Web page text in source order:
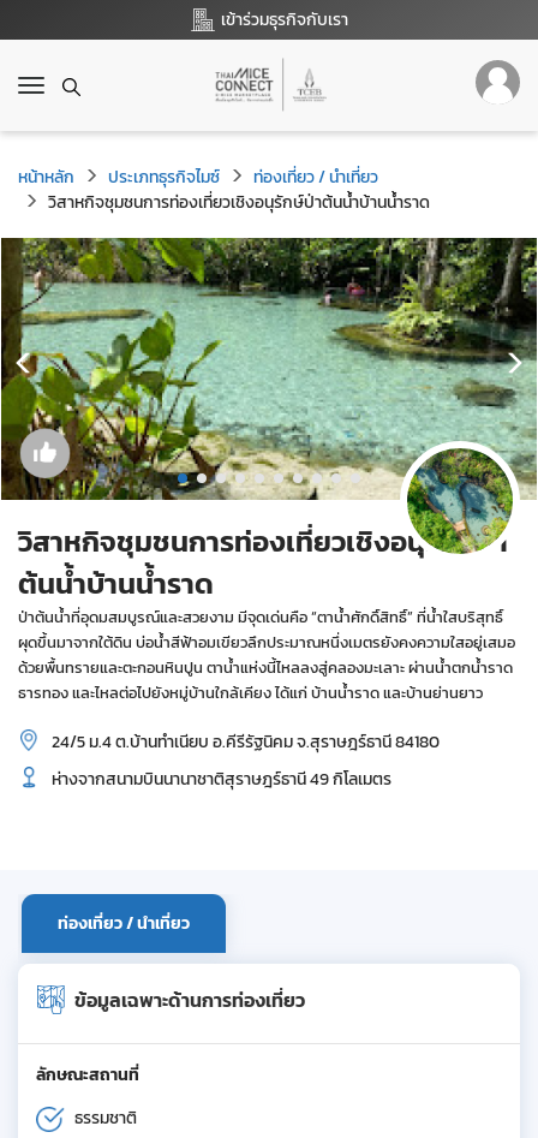
เข้าร่วมธุรกิจกับเรา
T
g
g
l
e
n
a
v
i
g
a
t
i
o
n
หน้าหลัก ประเภทธุรกิจไมซ์
ท่องเที่ยว / นำเที่ยว
วิสาหกิจชุมชนการท่องเที่ยวเชิงอนุรักษ์ป่าต้นน้ำบ้านน้ำราด
วิสาหกิจชุมชนการท่องเที่ยวเชิงอนุรักษ์ป่า
ต้นน้ำบ้านน้ำราด
ป่าต้นน้ำที่อุดมสมบูรณ์และสวยงาม มีจุดเด่นคือ “ตาน้ำศักดิ์สิทธิ์” ที่น้ำใสบริสุทธิ์
ผุดขึ้นมาจากใต้ดิน บ่อน้ำสีฟ้าอมเขียวลึกประมาณหนึ่งเมตรยังคงความใสอยู่เสมอ
ด้วยพื้นทรายและตะกอนหินปูน ตาน้ำแห่งนี้ไหลลงสู่คลองมะเลาะ ผ่านน้ำตกน้ำราด
ธารทอง และไหลต่อไปยังหมู่บ้านใกล้เคียง ได้แก่ บ้านน้ำราด และบ้านย่านยาว
24/5 ม.4 ต.บ้านทำเนียบ อ.คีรีรัฐนิคม จ.สุราษฎร์ธานี 84180
ห่างจากสนามบินนานาชาติสุราษฎร์ธานี 49 กิโลเมตร
ท่องเที่ยว / นำเที่ยว
ข้อมูลเฉพาะด้านการท่องเที่ยว
ลักษณะสถานที่
ธรรมชาติ